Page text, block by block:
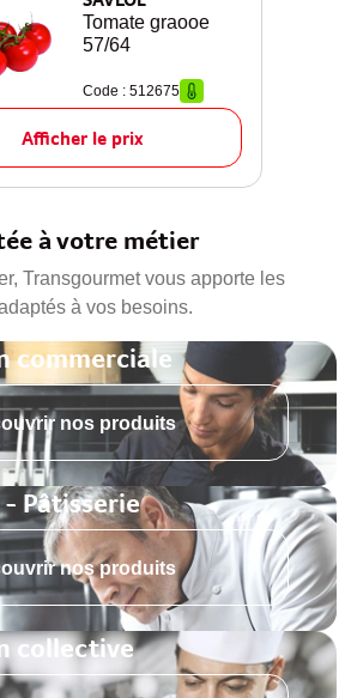
Tomate graooe
57/64
Code : 512675
Afficher le prix
à votre métier
Transgourmet vous apporte les
à vos besoins.
commerciale
nos produits
Pâtisserie
nos produits
collective